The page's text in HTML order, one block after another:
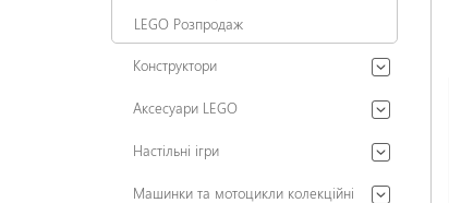
LEGO Розпродаж
Конструктори
Аксесуари LEGO
Настільні ігри
Машинки та мотоцикли колекційні